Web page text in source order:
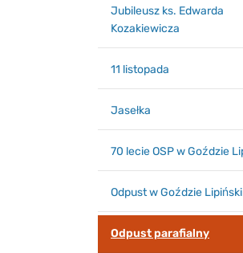
Jubileusz ks. Edwarda
Kozakiewicza
11 listopada
Jasełka
70 lecie OSP w Goździe
Odpust w Goździe
Odpust parafialny